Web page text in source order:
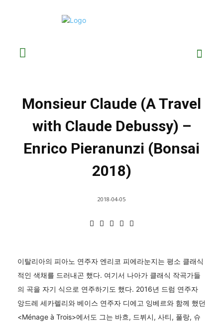
Monsieur Claude (A Travel
with Claude Debussy) –
Enrico Pieranunzi (Bonsai
2018)
2018-04-05
이탈리아의 피아노 연주자 엔리코 피에라눈지는 평소 클래식
적인 색채를 드러내곤 했다. 여기서 나아가 클래식 작곡가들
의 곡을 자기 식으로 연주하기도 했다. 2016년 드럼 연주자
앙드레 세카렐리와 베이스 연주자 디에고 잉베르와 함께 했던
<Ménage à Trois>에서도 그는 바흐, 드뷔시, 사티, 풀랑, 슈